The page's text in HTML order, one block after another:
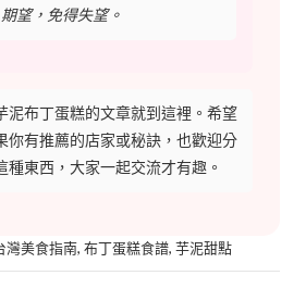
期望，免得失望。
泥布丁蛋糕的文章就到這裡。希望
你有推薦的店家或秘訣，也歡迎分
種東西，大家一起交流才有趣。
灣美食指南, 布丁蛋糕食譜, 芋泥甜點